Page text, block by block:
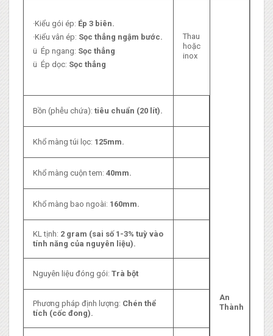
·Kiểu gói ép: Ép 3 biên.
·Kiểu vân ép: Sọc thẳng ngậm bước.
ü Ép ngang: Sọc thẳng
ü Ép dọc: Sọc thẳng
Thau
hoặc
inox
An
Thành
Bồn (phễu chứa): tiêu chuẩn (20 lít).
Khổ màng túi lọc: 125mm.
Khổ màng cuộn tem: 40mm.
Khổ màng bao ngoài: 160mm.
KL tịnh: 2 gram (sai số 1-3% tuỳ vào
tính năng của nguyên liệu).
Nguyên liệu đóng gói: Trà bột
Phương pháp định lượng: Chén thể
tích (cốc đong).